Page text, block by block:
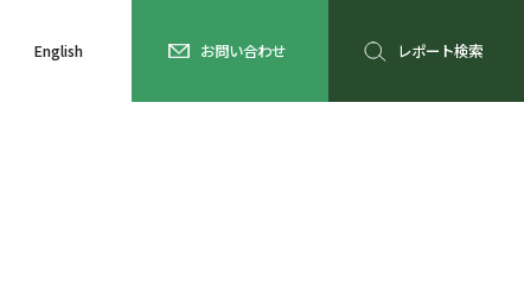
English お問い合わせ レポート検索